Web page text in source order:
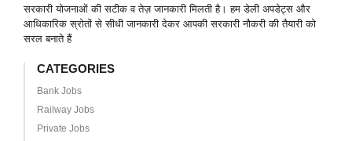
सरकारी योजनाओं की सटीक व तेज़ जानकारी मिलती है। हम डेली अपडेट्स और
आधिकारिक स्रोतों से सीधी जानकारी देकर आपकी सरकारी नौकरी की तैयारी को
सरल बनाते हैं
CATEGORIES
Bank Jobs
Railway Jobs
Private Jobs